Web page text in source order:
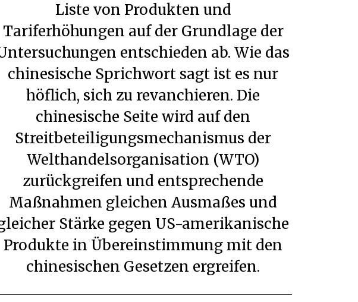
Liste von Produkten und
Tariferhöhungen auf der Grundlage der
entschieden ab. Wie das
chinesische Sprichwort sagt ist es nur
höflich, sich zu revanchieren. Die
chinesische Seite wird auf den
Streitbeteiligungsmechanismus der
Welthandelsorganisation (WTO)
zurückgreifen und entsprechende
Maßnahmen gleichen Ausmaßes und
Stärke gegen US-amerikanische
Produkte in Übereinstimmung mit den
chinesischen Gesetzen ergreifen.